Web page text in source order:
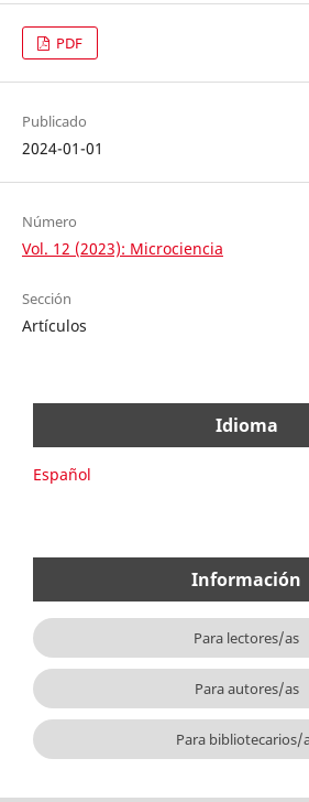
PDF
Publicado
2024-01-01
Número
Vol. 12 (2023): Microciencia
Sección
Artículos
Idioma
Español
Información
Para lectores/as
Para autores/as
Para bibliotecarios/